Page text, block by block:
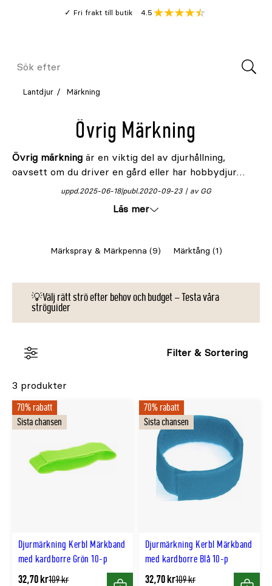
Fri frakt till butik
Genomsnitt
4.5
Meny
Sök
Lantdjur Märkning
Övrig Märkning
Övrig märkning är en viktig del av djurhållning,
oavsett om du driver en gård eller har hobbydjur
hemma. Märkband gör det enkelt att identifiera djur i
förenklar vardagen för både djur och djurägare!
publ.2020-09-23
uppd.2025-06-18 av GG
Läs mer
Märkspray & Märkpenna (9) Märktång (1)
💡Välj rätt strö efter behov och budget – Testa våra
ströguider
Filter & Sortering
3 produkter
Djurmärkning Kerbl Märkband
med kardborre Grön 10-p
70% rabatt
Sista chansen
32,70 krTidligere
109 kr
Djurmärkning Kerbl Märkband
med kardborre Blå 10-p
70% rabatt
Sista chansen
32,70 krTidligere
109 kr